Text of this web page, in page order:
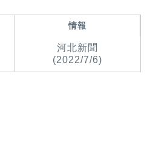
情報
河北新聞
(2022/7/6)